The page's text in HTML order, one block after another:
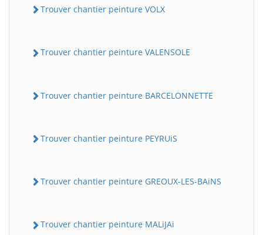
Trouver chantier peinture VOLX
Trouver chantier peinture VALENSOLE
Trouver chantier peinture BARCELONNETTE
Trouver chantier peinture PEYRUiS
Trouver chantier peinture GREOUX-LES-BAiNS
Trouver chantier peinture MALiJAi